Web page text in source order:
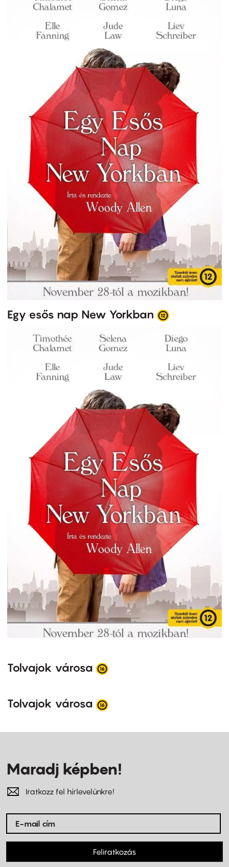
Egy esős nap New Yorkban
Tolvajok városa
Tolvajok városa
Maradj képben!
Iratkozz fel hírlevelünkre!
Feliratkozás